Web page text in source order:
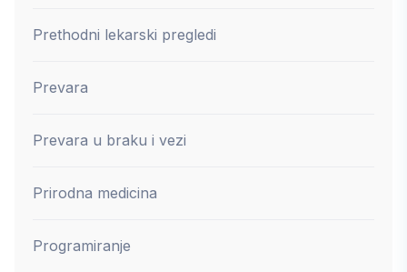
Prethodni lekarski pregledi
Prevara
Prevara u braku i vezi
Prirodna medicina
Programiranje